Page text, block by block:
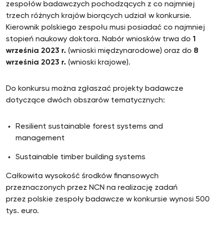
zespołów badawczych pochodzących z co najmniej
trzech różnych krajów biorących udział w konkursie.
Kierownik polskiego zespołu musi posiadać co najmniej
stopień naukowy doktora. Nabór wniosków trwa do 1
września 2023 r. (wnioski międzynarodowe) oraz do 8
września 2023 r. (wnioski krajowe).
Do konkursu można zgłaszać projekty badawcze
dotyczące dwóch obszarów tematycznych:
Resilient sustainable forest systems and
management
Sustainable timber building systems
Całkowita wysokość środków finansowych
przeznaczonych przez NCN na realizację zadań
przez polskie zespoły badawcze w konkursie wynosi 500
tys. euro.